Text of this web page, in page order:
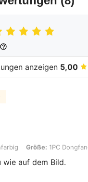
anzeigen 5,00
Größe: 1PC Dongfanghong
Größe: 1PC
wie auf dem Bild.